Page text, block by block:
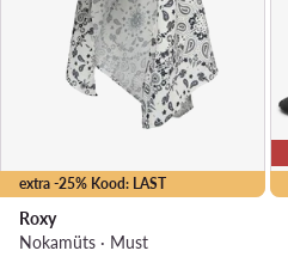
extra -25% Kood: LAST
Roxy
Nokamüts · Must